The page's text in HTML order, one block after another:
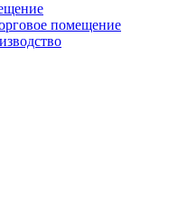
помещение